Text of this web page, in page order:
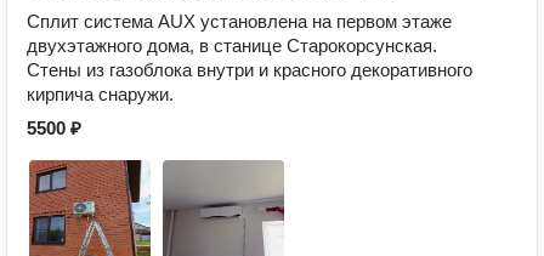
Сплит система AUX установлена на первом этаже
двухэтажного дома, в станице Старокорсунская.
Стены из газоблока внутри и красного декоративного
кирпича снаружи.
5500 ₽